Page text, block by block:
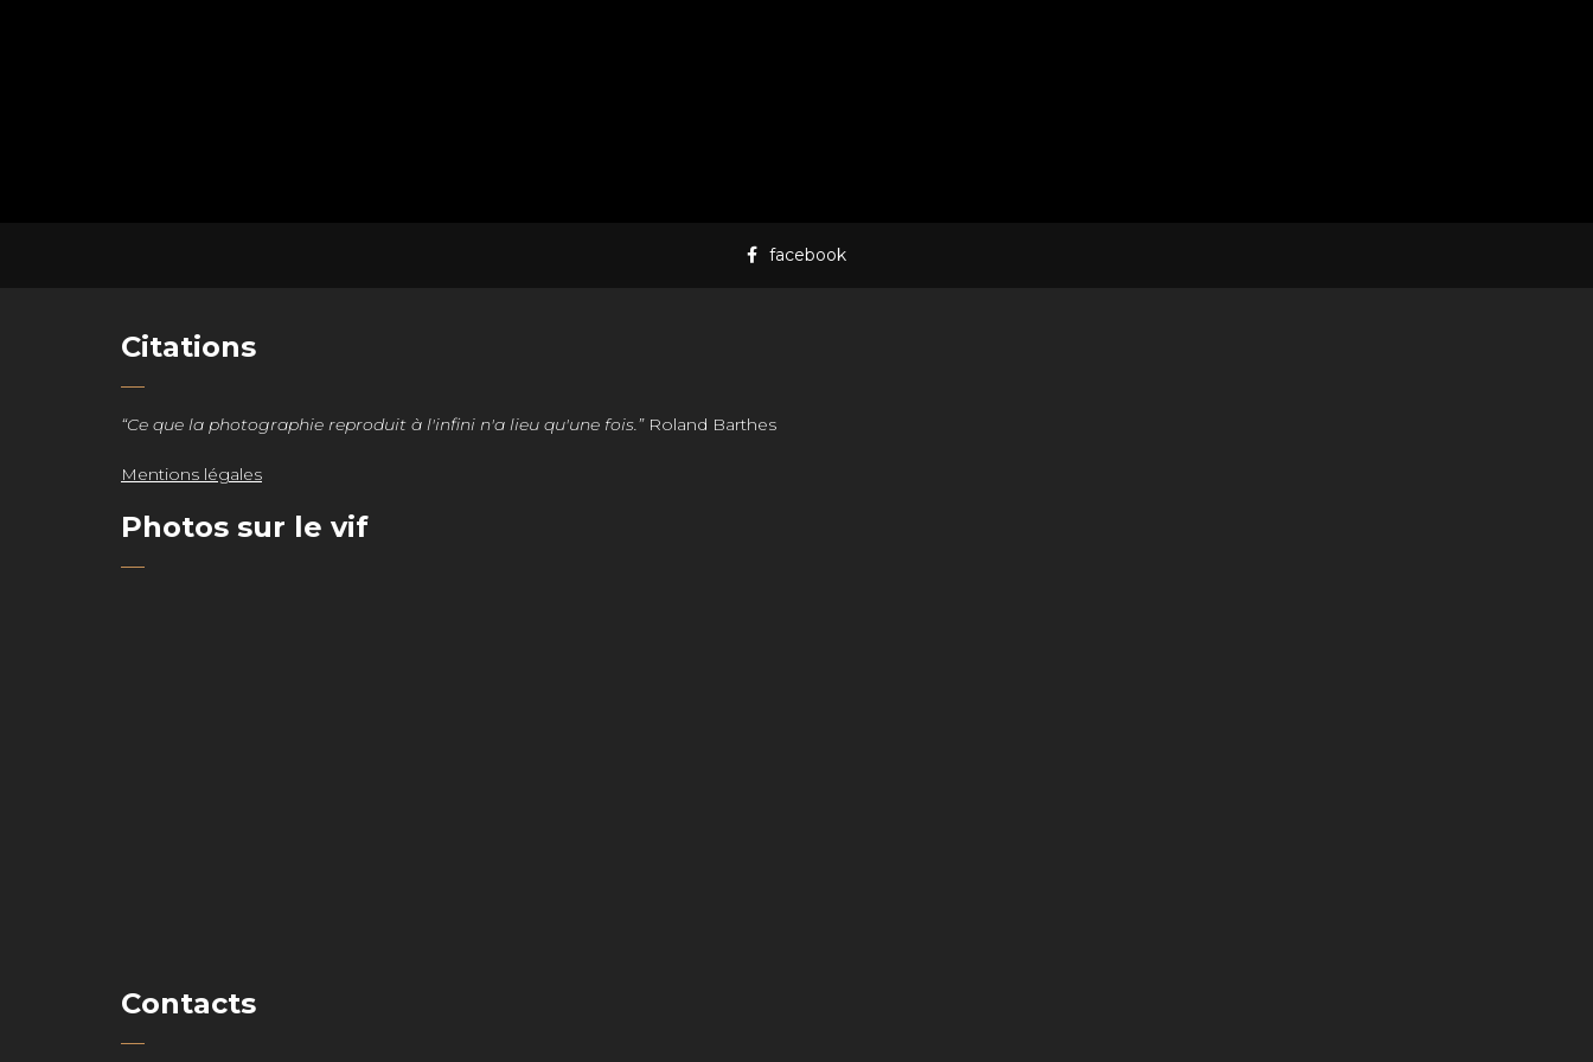
facebook
Citations
“Ce que la photographie reproduit à l'infini n'a lieu qu'une fois.” Roland Barthes
Mentions légales
Photos sur le vif
Contacts